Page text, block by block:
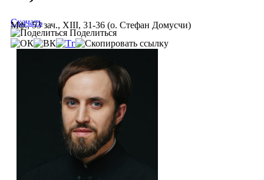
Мф., 53 зач., XIII, 31-36 (о. Стефан Домусчи)
Скачать
Поделиться